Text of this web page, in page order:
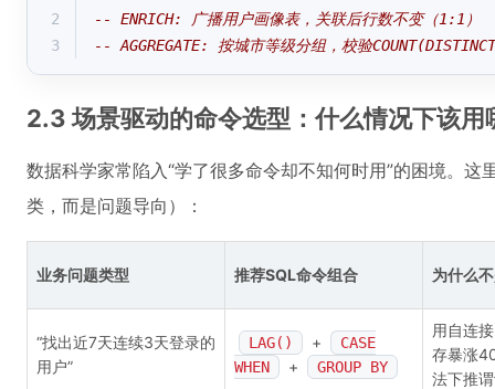
2
-- ENRICH: 广播用户画像表，关联后行数不变（1:1
3
-- AGGREGATE: 按城市等级分组，校验
2.3 场景驱动的命令选型：什么情况下该用
数据科学家常陷入“学了很多命令却不知何时用”的困境。
类，而是问题导向）：
业务问题类型 推荐SQL命令组合 为什么
“找出近7天连续3天登录的
用户”
LAG() +
CASE
WHEN
+ GROUP BY
用自连
存暴涨
法下推